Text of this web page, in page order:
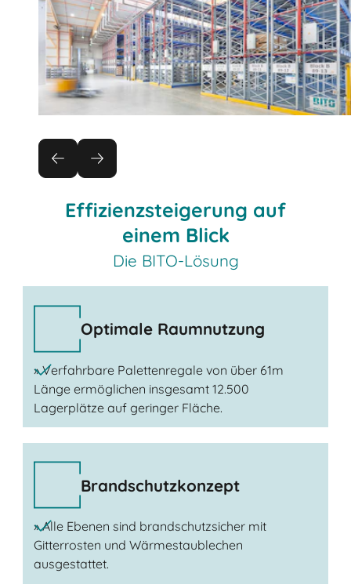
Effizienzsteigerung auf
einem Blick
Die BITO-Lösung
Optimale Raumnutzung
» Verfahrbare Palettenregale von über 61m
Länge ermöglichen insgesamt 12.500
Lagerplätze auf geringer Fläche.
Brandschutzkonzept
» Alle Ebenen sind brandschutzsicher mit
Gitterrosten und Wärmestaublechen
ausgestattet.